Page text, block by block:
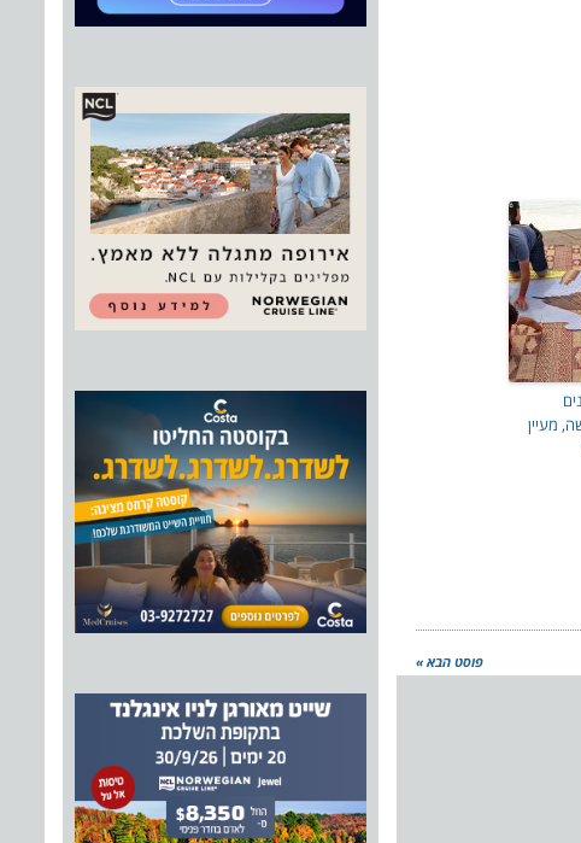
מעיין
פוסט הבא »